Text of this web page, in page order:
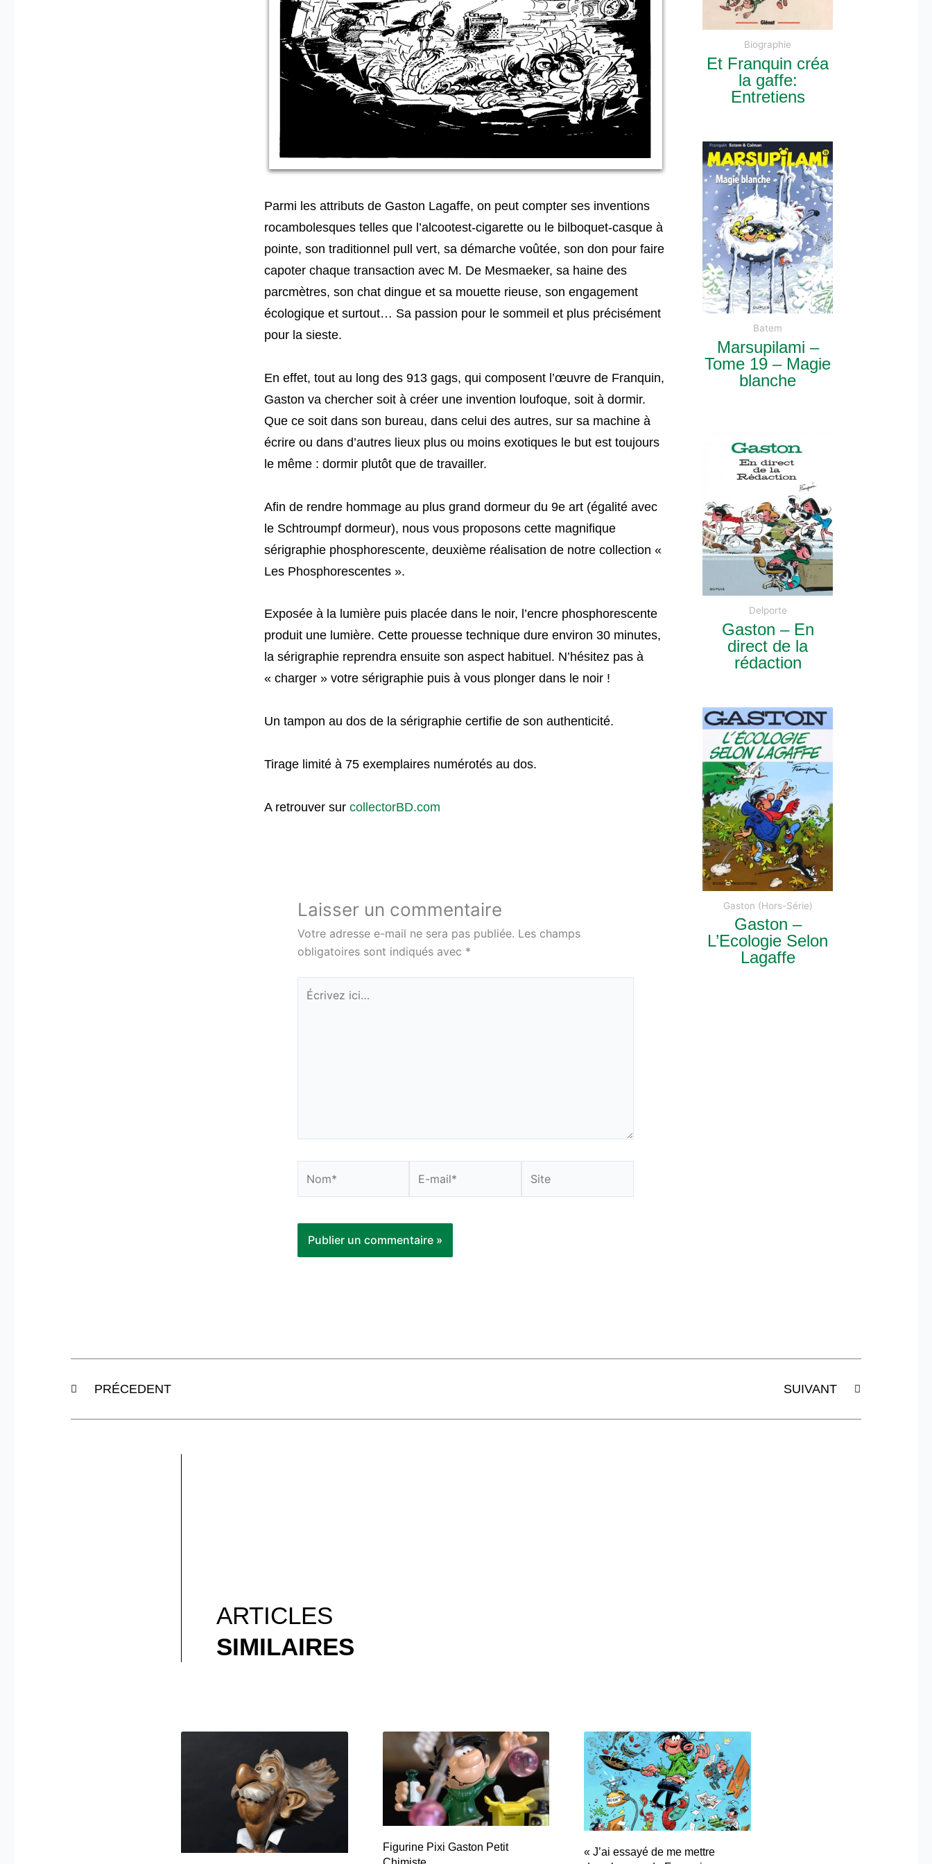
Parmi les attributs de Gaston Lagaffe, on peut compter ses inventions
rocambolesques telles que l’alcootest-cigarette ou le bilboquet-casque à
pointe, son traditionnel pull vert, sa démarche voûtée, son don pour faire
capoter chaque transaction avec M. De Mesmaeker, sa haine des
parcmètres, son chat dingue et sa mouette rieuse, son engagement
écologique et surtout… Sa passion pour le sommeil et plus précisément
pour la sieste.
En effet, tout au long des 913 gags, qui composent l’œuvre de Franquin,
Gaston va chercher soit à créer une invention loufoque, soit à dormir.
Que ce soit dans son bureau, dans celui des autres, sur sa machine à
écrire ou dans d’autres lieux plus ou moins exotiques le but est toujours
le même : dormir plutôt que de travailler.
Afin de rendre hommage au plus grand dormeur du 9e art (égalité avec
le Schtroumpf dormeur), nous vous proposons cette magnifique
sérigraphie phosphorescente, deuxième réalisation de notre collection «
Les Phosphorescentes ».
Exposée à la lumière puis placée dans le noir, l’encre phosphorescente
produit une lumière. Cette prouesse technique dure environ 30 minutes,
la sérigraphie reprendra ensuite son aspect habituel. N’hésitez pas à
« charger » votre sérigraphie puis à vous plonger dans le noir !
Un tampon au dos de la sérigraphie certifie de son authenticité.
Tirage limité à 75 exemplaires numérotés au dos.
A retrouver sur collectorBD.com
Laisser un commentaire
Votre adresse e-mail ne sera pas publiée. Les champs
obligatoires sont indiqués avec *
Écrivez
ici…
mail*
Biographie
Et Franquin créa
la gaffe:
Entretiens
Batem
Marsupilami –
Tome 19 – Magie
blanche
Delporte
Gaston – En
direct de la
rédaction
Gaston (Hors-Série)
Gaston –
L’Ecologie Selon
Lagaffe
PRÉCEDENT SUIVANT
ARTICLES
SIMILAIRES
Figurine Pixi Gaston Petit
« J’ai essayé de me mettre